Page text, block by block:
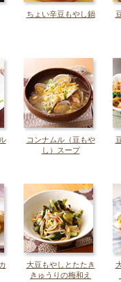
ちょい辛豆もやし鍋
コンナムル（豆もや
し）スープ
大豆もやしとたたき
きゅうりの梅和え